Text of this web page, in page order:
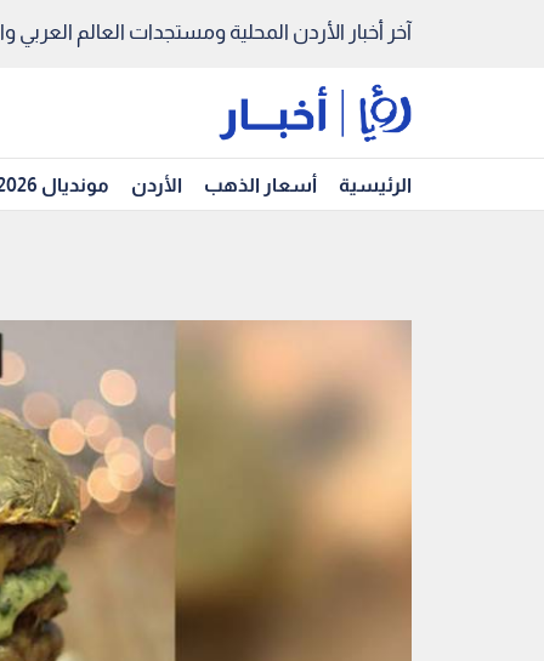
آخر أخبار الأردن المحلية ومستجدات العالم العربي
الرئيسية أسعار الذهب الأردن مونديال 2026